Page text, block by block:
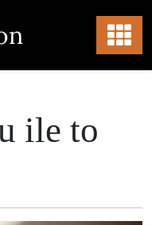
ile to